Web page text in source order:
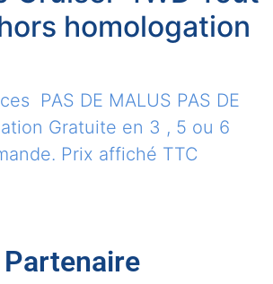
homologation
PAS DE MALUS PAS DE
Gratuite en 3 , 5 ou 6
Prix affiché TTC
Partenaire